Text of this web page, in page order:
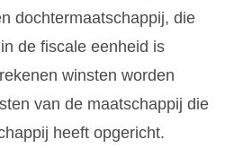
dochtermaatschappij, die
de fiscale eenheid is
winsten worden
van de maatschappij die
heeft opgericht.